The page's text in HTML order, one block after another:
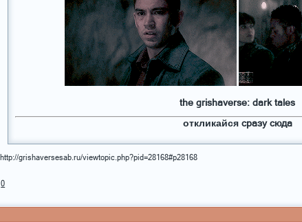
the grishaverse: dark tales
откликайся сразу сюда
http://grishaversesab.ru/viewtopic.php?pid=28168#p28168
0